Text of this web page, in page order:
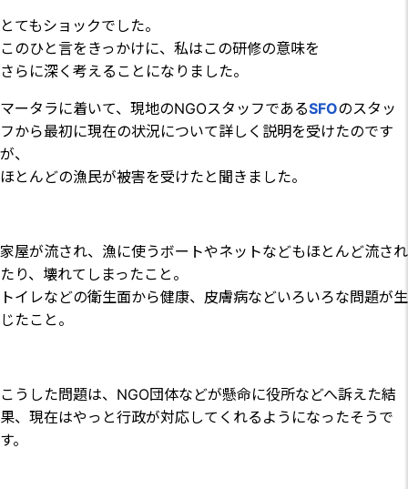
とてもショックでした。
このひと言をきっかけに、私はこの研修の意味を
さらに深く考えることになりました。
マータラに着いて、現地のNGOスタッフであるSFOのスタッ
フから最初に現在の状況について詳しく説明を受けたのです
が、
ほとんどの漁民が被害を受けたと聞きました。
家屋が流され、漁に使うボートやネットなどもほとんど流され
たり、壊れてしまったこと。
トイレなどの衛生面から健康、皮膚病などいろいろな問題が生
じたこと。
こうした問題は、NGO団体などが懸命に役所などへ訴えた結
果、現在はやっと行政が対応してくれるようになったそうで
す。